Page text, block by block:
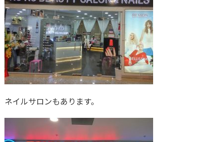
ネイルサロンもあります。